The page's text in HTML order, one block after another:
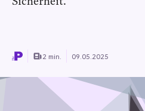
2 min. 09.05.2025